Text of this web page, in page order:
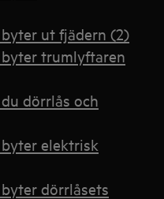
ut fjädern (2)
trumlyftaren
dörrlås och
elektrisk
dörrlåsets